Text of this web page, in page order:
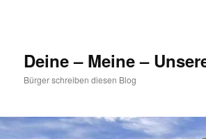
Deine – Meine –
Bürger schreiben diesen Blog